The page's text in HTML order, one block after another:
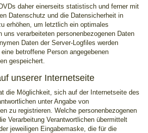
daher einerseits statistisch und ferner mit
Datenschutz und die Datensicherheit in
erhöhen, um letztlich ein optimales
uns verarbeiteten personenbezogenen Daten
Daten der Server-Logfiles werden
betroffene Person angegebenen
gespeichert.
unserer Internetseite
die Möglichkeit, sich auf der Internetseite des
unter Angabe von
zu registrieren. Welche personenbezogenen
Verarbeitung Verantwortlichen übermittelt
jeweiligen Eingabemaske, die für die